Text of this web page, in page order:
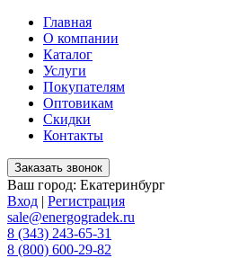
Главная
О компании
Каталог
Услуги
Покупателям
Оптовикам
Скидки
Контакты
Ваш город: Екатеринбург
Вход | Регистрация
sale@energogradek.ru
8 (343) 243-65-31
8 (800) 600-29-82